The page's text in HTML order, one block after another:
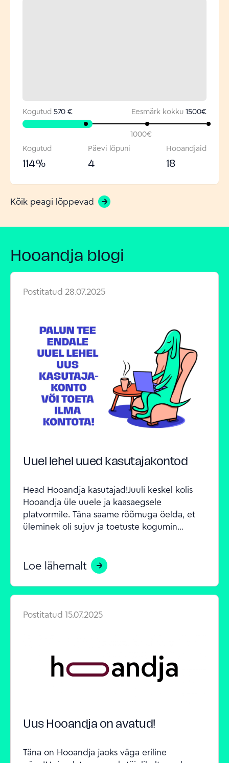
Kogutud 570 € Eesmärk kokku 1500€
1000€
Kogutud
114%
Päevi lõpuni
4
Hooandjaid
18
Kõik peagi lõppevad
Hooandja blogi
Postitatud 28.07.2025
Uuel lehel uued kasutajakontod
Head Hooandja kasutajad!Juuli keskel kolis
Hooandja üle uuele ja kaasaegsele
platvormile. Täna saame rõõmuga öelda, et
üleminek oli sujuv ja toetuste kogumin...
Loe lähemalt
Postitatud 15.07.2025
Uus Hooandja on avatud!
Täna on Hooandja jaoks väga eriline